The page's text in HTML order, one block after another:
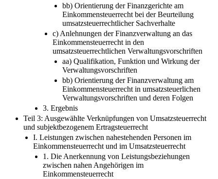
bb) Orientierung der Finanzgerichte am
Einkommensteuerrecht bei der Beurteilung
umsatzsteuerrechtlicher Sachverhalte
c) Anlehnungen der Finanzverwaltung an das
Einkommensteuerrecht in den
umsatzsteuerrechtlichen Verwaltungsvorschriften
aa) Qualifikation, Funktion und Wirkung der
Verwaltungsvorschriften
bb) Orientierung der Finanzverwaltung am
Einkommensteuerrecht in umsatzsteuerlichen
Verwaltungsvorschriften und deren Folgen
3. Ergebnis
Teil 3: Ausgewählte Verknüpfungen von Umsatzsteuerrecht
und subjektbezogenem Ertragsteuerrecht
I. Leistungen zwischen nahestehenden Personen im
Einkommensteuerrecht und im Umsatzsteuerrecht
1. Die Anerkennung von Leistungsbeziehungen
zwischen nahen Angehörigen im
Einkommensteuerrecht